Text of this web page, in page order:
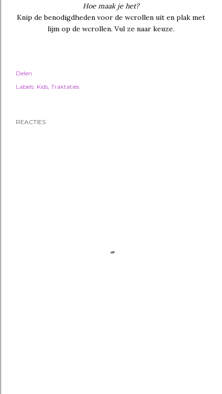
Hoe maak je het?
Knip de benodigdheden voor de wcrollen uit en plak met
lijm op de wcrollen. Vul ze naar keuze.
Delen
Labels: Kids Traktaties
REACTIES